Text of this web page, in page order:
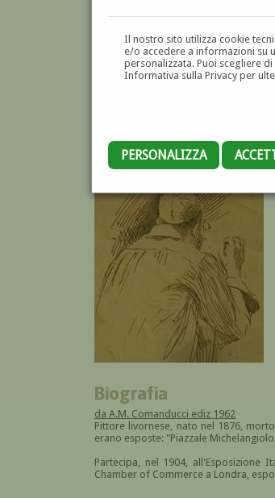
Il nostro sito utilizza cookie
e/o accedere a informazioni su
personalizzata. Puoi scegliere
Informativa sulla Privacy per
PERSONALIZZA
GUSTAVO DE ROSSI
Biografia
da A.M. Comanducci ediz 1962
Pittore livornese, nato nel 1876,
erano esposte: "Piazzale
Partecipa, nel 1904, all'Esposizione
Chamber of Commerce a Londra,